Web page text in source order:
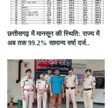
छत्तीसगढ़ में मानसून की स्थिति: राज्य में
अब तक 99.2% सामान्य वर्षा दर्ज..